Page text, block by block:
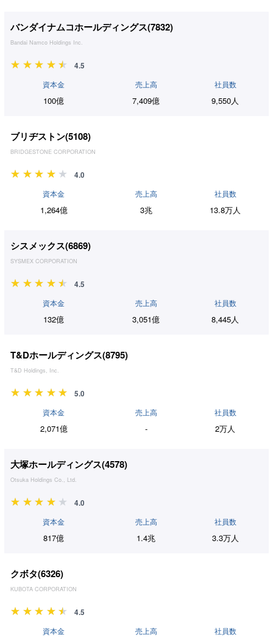
バンダイナムコホールディングス(7832)
Bandai Namco Holdings Inc.
4.5
資本金
100億
売上高
7,409億
社員数
9,550人
ブリヂストン(5108)
BRIDGESTONE CORPORATION
4.0
資本金
1,264億
売上高
3兆
社員数
13.8万人
シスメックス(6869)
SYSMEX CORPORATION
4.5
資本金
132億
売上高
3,051億
社員数
8,445人
T&Dホールディングス(8795)
T&D Holdings, Inc.
5.0
資本金
2,071億
売上高
-
社員数
2万人
大塚ホールディングス(4578)
Otsuka Holdings Co., Ltd.
4.0
資本金
817億
売上高
1.4兆
社員数
3.3万人
クボタ(6326)
KUBOTA CORPORATION
4.5
資本金 売上高 社員数